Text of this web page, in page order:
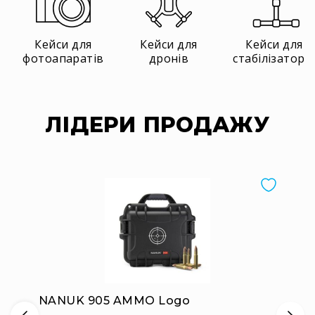
стабілізаторів
активного
відпочинку
першої
медичної
допомоги
Кейси
сировини
Кейси для
фотоапаратів
Кейси для
дронів
Кейси для
стабілізаторів
ЛІДЕРИ ПРОДАЖУ
NANUK 905 AMMO Logo